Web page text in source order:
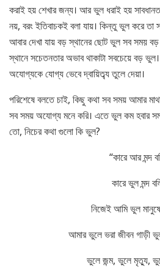
করাই হয় শেখার জন্য। আর ভুল ধরাই হয়
নয়, বরং ইতিবাচকই বলা যায়। কিন্তু ভুল করে তা
আবার দেখা যায় বড় স্থানের ছোট ভুল সব সময়
স্থানে সচেতনতার অভাব থাকাটা সবচেয়ে বড়
অযোগ্যকে যোগ্য ভেবে দ্বায়িত্ব্য তুলে দেয়া।
পরিশেষে বলতে চাই, কিছু কথা সব সময় আমার
সব সময় অযোগ্য মনে করি। এতে ভুল কম হবার
তো, নিচের কথা গুলো কি ভুল?
“কারে আর মন্দ
কারে ভুল মন্দ
নিজেই আমি ভুল
আমার ভুলে ভরা জীবন গাড়ী
ভুলে জন্ম, ভুলে মৃত্যু,